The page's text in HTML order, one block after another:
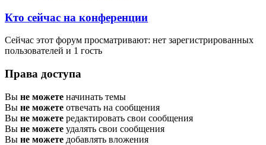
Кто сейчас на конференции
Сейчас этот форум просматривают: нет зарегистрированных
пользователей и 1 гость
Права доступа
Вы не можете начинать темы
Вы не можете отвечать на сообщения
Вы не можете редактировать свои сообщения
Вы не можете удалять свои сообщения
Вы не можете добавлять вложения